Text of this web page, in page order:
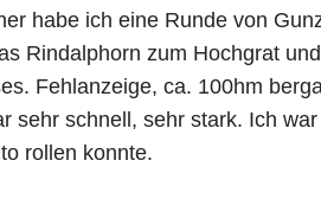
habe ich eine Runde von
Rindalphorn zum Hochgrat
Fehlanzeige, ca. 100hm
sehr schnell, sehr stark. Ich
rollen konnte.